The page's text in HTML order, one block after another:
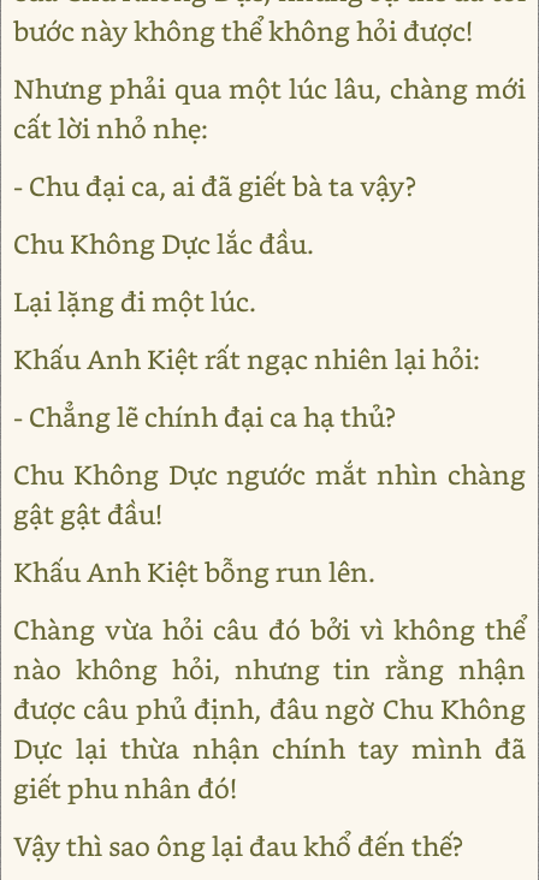
bước này không thể không hỏi được!
Nhưng phải qua một lúc lâu, chàng mới
cất lời nhỏ nhẹ:
- Chu đại ca, ai đã giết bà ta vậy?
Chu Không Dực lắc đầu.
Lại lặng đi một lúc.
Khấu Anh Kiệt rất ngạc nhiên lại hỏi:
- Chẳng lẽ chính đại ca hạ thủ?
Chu Không Dực ngước mắt nhìn chàng
gật gật đầu!
Khấu Anh Kiệt bỗng run lên.
Chàng vừa hỏi câu đó bởi vì không thể
nào không hỏi, nhưng tin rằng nhận
được câu phủ định, đâu ngờ Chu Không
Dực lại thừa nhận chính tay mình đã
giết phu nhân đó!
Vậy thì sao ông lại đau khổ đến thế?